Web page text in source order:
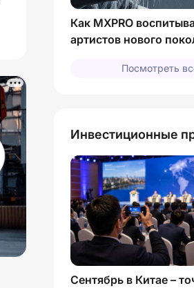
Как MXPRO
артистов нового
Посмотреть
Инвестиционные
Сентябрь в Китае –